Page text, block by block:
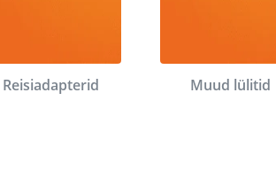
Reisiadapterid Muud lülitid